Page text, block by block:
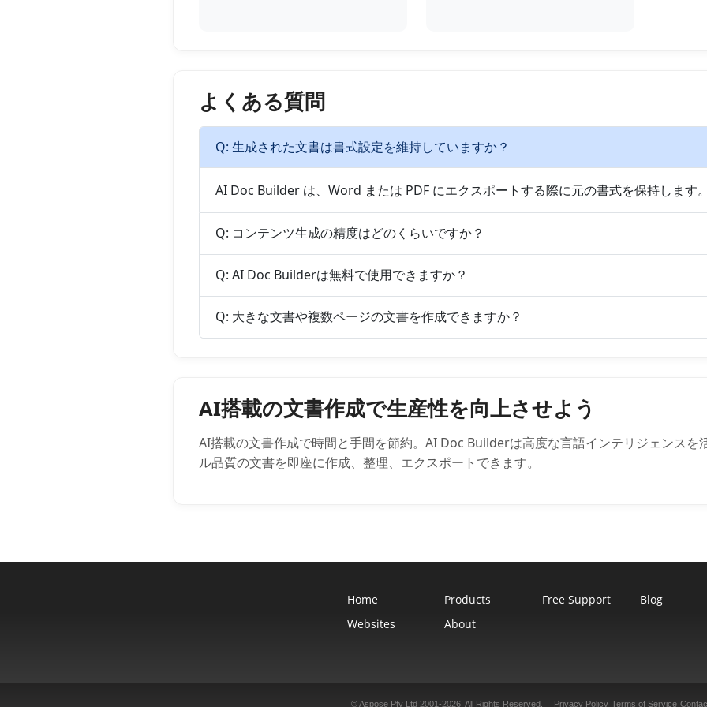
よくある質問
Q: 生成された文書は書式設定を維持していますか？
AI Doc Builder は、Word または PDF にエクスポートする際に元の書式を保持します
Q: コンテンツ生成の精度はどのくらいですか？
Q: AI Doc Builderは無料で使用できますか？
Q: 大きな文書や複数ページの文書を作成できますか？
AI搭載の文書作成で生産性を向上させよう
AI搭載の文書作成で時間と手間を節約。AI Doc Builderは高度な言語インテリジェンスを
ル品質の文書を即座に作成、整理、エクスポートできます。
Home Products Free Support
Blog
Websites
About
© Aspose Pty Ltd 2001-2026. All Rights Reserved. Privacy Policy Terms of Service